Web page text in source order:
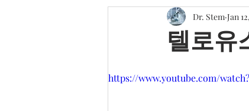
텔로유
Dr. Stem Jan
https://www.youtube.com/